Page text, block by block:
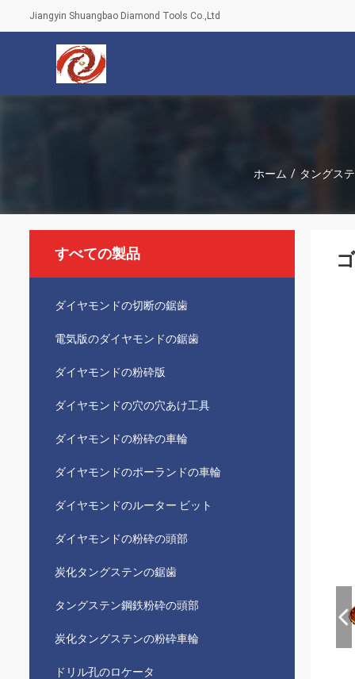
Jiangyin Shuangbao Diamond Tools Co.,Ltd
ホーム / タングス
すべての製品
ダイヤモンドの切断の鋸歯
電気版のダイヤモンドの鋸歯
ダイヤモンドの粉砕版
ダイヤモンドの穴の穴あけ工具
ダイヤモンドの粉砕の車輪
ダイヤモンドのポーランドの車輪
ダイヤモンドのルーター ビット
ダイヤモンドの粉砕の頭部
炭化タングステンの鋸歯
タングステン鋼鉄粉砕の頭部
炭化タングステンの粉砕車輪
ドリル孔のロケータ